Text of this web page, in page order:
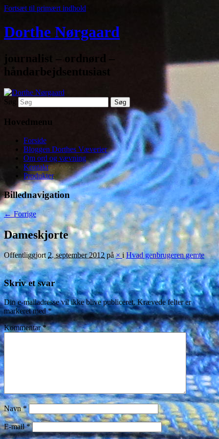
Fortsæt til primært indhold
Dorthe Nørgaard
journalist – ordnørd –
håndarbejdsentusiast
Søg
Hovedmenu
Forside
Bloggen Dorthes Væverier
Om ord og vævning
Kontakt
Produkter
Billednavigation
← Forrige
Dameskjorte
Offentliggjort2. september 2012på× i Hvad genbrugeren gemte
Skriv et svar
Din e-mailadresse vil ikke blive publiceret. Krævede felter er
markeret med*
Kommentar*
Navn*
E-mail*